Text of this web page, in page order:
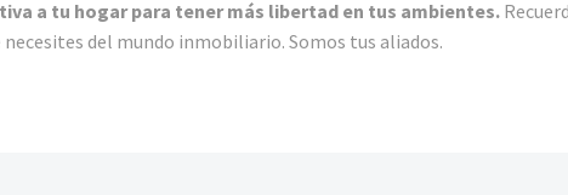
a tu hogar para tener más libertad en tus ambientes.
del mundo inmobiliario. Somos tus aliados.